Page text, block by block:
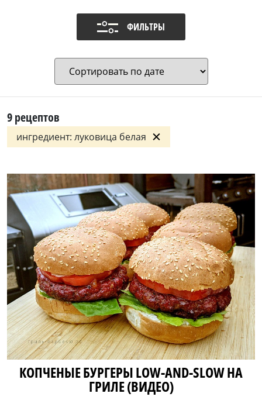
ФИЛЬТРЫ
9рецептов
ингредиент: луковица белая
КОПЧЕНЫЕ БУРГЕРЫ LOW-AND-SLOW НА
ГРИЛЕ (ВИДЕО)